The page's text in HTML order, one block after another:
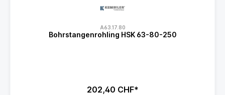
A63.17.80
Bohrstangenrohling HSK 63-80-250
202,40 CHF*